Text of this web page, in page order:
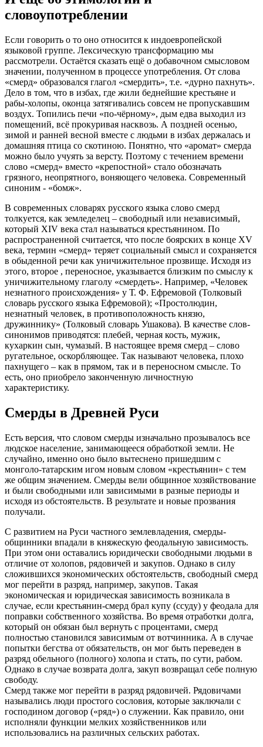
словоупотреблении
Если говорить о то оно относится к индоевропейской
языковой группе. Лексическую трансформацию мы
рассмотрели. Остаётся сказать ещё о добавочном смысловом
значении, полученном в процессе употребления. От слова
«смерд» образовался глагол «смердить», т.е. «дурно пахнуть».
Дело в том, что в избах, где жили беднейшие крестьяне и
рабы-холопы, оконца затягивались совсем не пропускавшим
воздух. Топились печи «по-чёрному», дым едва выходил из
помещений, всё прокуривая насквозь. А поздней осенью,
зимой и ранней весной вместе с людьми в избах держалась и
домашняя птица со скотиною. Понятно, что «аромат» смерда
можно было учуять за версту. Поэтому с течением времени
слово «смерд» вместо «крепостной» стало обозначать
грязного, неопрятного, воняющего человека. Современный
синоним - «бомж».
В современных словарях русского языка слово смерд
толкуется, как земледелец – свободный или независимый,
который XIV века стал называться крестьянином. По
распространенной считается, что после боярских в конце XV
века, термин «смерд» теряет социальный смысл и сохраняется
в обыденной речи как уничижительное прозвище. Исходя из
этого, второе , переносное, указывается близким по смыслу к
уничижительному глаголу «смердеть». Например, «Человек
незнатного происхождения» у Т. Ф. Ефремовой (Толковый
словарь русского языка Ефремовой); «Простолюдин,
незнатный человек, в противоположность князю,
дружиннику» (Толковый словарь Ушакова). В качестве слов-
синонимов приводятся: плебей, черная кость, мужик,
кухаркин сын, чумазый. В настоящее время смерд – слово
ругательное, оскорбляющее. Так называют человека, плохо
пахнущего – как в прямом, так и в переносном смысле. То
есть, оно приобрело законченную личностную
характеристику.
Смерды в Древней Руси
Есть версия, что словом смерды изначально прозывалось все
людское население, занимающееся обработкой земли. Не
случайно, именно оно было вытеснено пришедшим с
монголо-татарским игом новым словом «крестьянин» с тем
же общим значением. Смерды вели общинное хозяйствование
и были свободными или зависимыми в разные периоды и
исходя из обстоятельств. В результате и новые прозвания
получали.
С развитием на Руси частного землевладения, смерды-
общинники впадали в княжескую феодальную зависимость.
При этом они оставались юридически свободными людьми в
отличие от холопов, рядовичей и закупов. Однако в силу
сложившихся экономических обстоятельств, свободный смерд
мог перейти в разряд, например, закупов. Такая
экономическая и юридическая зависимость возникала в
случае, если крестьянин-смерд брал купу (ссуду) у феодала для
поправки собственного хозяйства. Во время отработки долга,
который он обязан был вернуть с процентами, смерд
полностью становился зависимым от вотчинника. А в случае
попытки бегства от обязательств, он мог быть переведен в
разряд обельного (полного) холопа и стать, по сути, рабом.
Однако в случае возврата долга, закуп возвращал себе полную
свободу.
Смерд также мог перейти в разряд рядовичей. Рядовичами
назывались люди простого сословия, которые заключали с
господином договор («ряд») о служении. Как правило, они
исполняли функции мелких хозяйственников или
использовались на различных сельских работах.